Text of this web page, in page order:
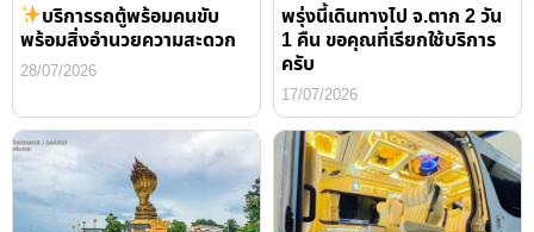
บริการรถตู้พร้อมคนขับ
พร้อมสิ่งอำนวยความสะดวก
28/07/2026
พรุ่งนี้เดินทางไป จ.ตาก 2 วัน
1 คืน ขอคุณที่เรียกใช้บริการ
ครับ
17/07/2026